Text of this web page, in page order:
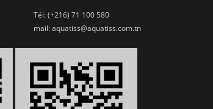
Tél: (+216) 71 100 580
mail:aquatiss@aquatiss.com.tn